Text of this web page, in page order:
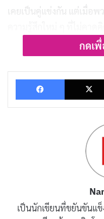
เคยเป็นคู่แข่งกัน แต่เมื่อ
ซีรีส์เรื่องนี้ไม่เพียงแต่นำ
ละครหลักเท่านั้น แต่ยังสะ
ยอมรับความรู้สึกที่พวกเข
เต้นและเต็มไปด้วยความ
แนว: อาหาร, ธุรกิจ,
นักแสดงนำ: Park Ji
ความยาว : 5 ตอน
กดเ
Facebook
เป็นนักเขียนที่ขยันขันแ